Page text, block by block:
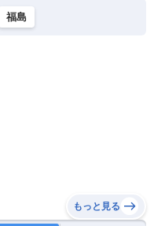
福島
もっと見る